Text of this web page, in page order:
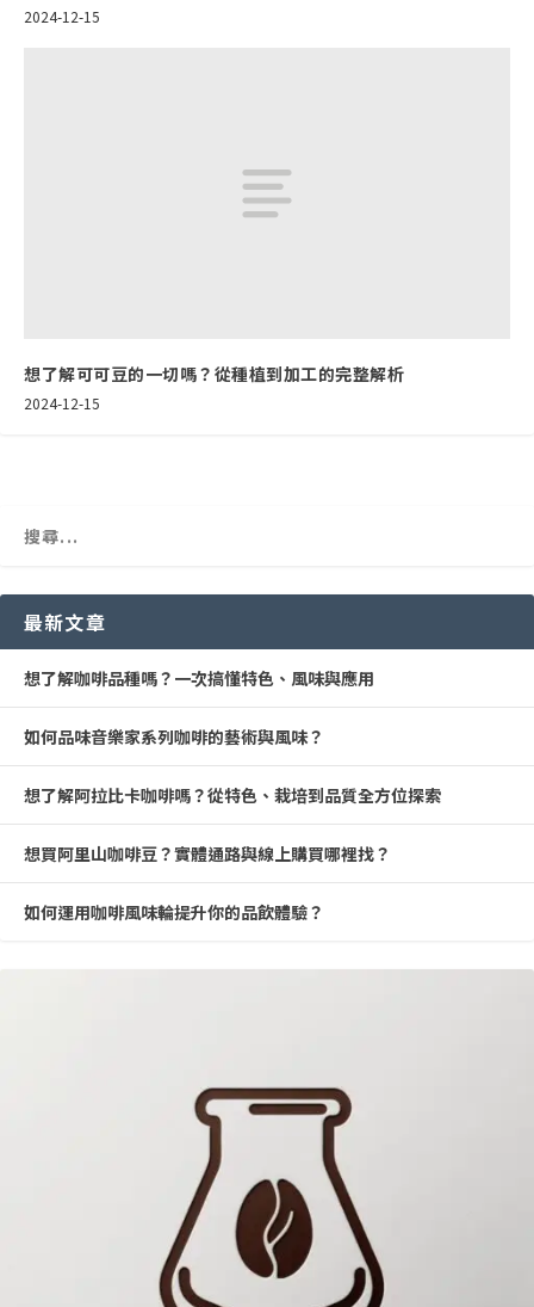
2024-12-15
想了解可可豆的一切嗎？從種植到加工的完整解析
2024-12-15
最新文章
想了解咖啡品種嗎？一次搞懂特色、風味與應用
如何品味音樂家系列咖啡的藝術與風味？
想了解阿拉比卡咖啡嗎？從特色、栽培到品質全方位探索
想買阿里山咖啡豆？實體通路與線上購買哪裡找？
如何運用咖啡風味輪提升你的品飲體驗？